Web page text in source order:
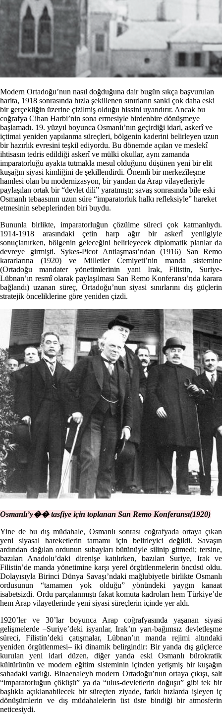
Modern Ortadoğu’nun nasıl doğduğuna dair bugün sıkça başvurulan
harita, 1918 sonrasında hızla şekillenen sınırların sanki çok daha eski
bir gerçekliğin üzerine çizilmiş olduğu hissini uyandırır. Ancak bu
coğrafya Cihan Harbi’nin sona ermesiyle birdenbire dönüşmeye
başlamadı. 19. yüzyıl boyunca Osmanlı’nın geçirdiği idari, askerî ve
içtimai yeniden yapılanma süreçleri, bölgenin kaderini belirleyen uzun
bir hazırlık evresini teşkil ediyordu. Bu dönemde açılan ve meslekî
ihtisasın tedris edildiği askerî ve mülki okullar, aynı zamanda
imparatorluğu ayakta tutmakla mesul olduğunu düşünen yeni bir elit
kuşağın siyasi kimliğini de şekillendirdi. Önemli bir merkezîleşme
hamlesi olan bu modernizasyon, bir yandan da Arap vilayetleriyle
paylaşılan ortak bir “devlet dili” yaratmıştı; savaş sonrasında bile eski
Osmanlı tebaasının uzun süre “imparatorluk halkı refleksiyle” hareket
etmesinin sebeplerinden biri buydu.
Bununla birlikte, imparatorluğun çözülme süreci çok katmanlıydı.
1914-1918 arasındaki çetin harp ağır bir askerî yenilgiyle
sonuçlanırken, bölgenin geleceğini belirleyecek diplomatik planlar da
devreye girmişti. Sykes-Picot Antlaşması’ndan (1916) San Remo
kararlarına (1920) ve Milletler Cemiyeti’nin manda sistemine
(Ortadoğu mandater yönetimlerinin yani Irak, Filistin, Suriye-
Lübnan’ın resmî olarak paylaşılması San Remo Konferansı’nda karara
bağlandı) uzanan süreç, Ortadoğu’nun siyasi sınırlarını dış güçlerin
stratejik önceliklerine göre yeniden çizdi.
Osmanlı’y�� tasfiye için toplanan San Remo Konferansı(1920)
Yine de bu dış müdahale, Osmanlı sonrası coğrafyada ortaya çıkan
yeni siyasal hareketlerin tamamı için belirleyici değildi. Savaşın
ardından dağılan ordunun subayları bütünüyle silinip gitmedi; tersine,
bazıları Anadolu’daki direnişe katılırken, bazıları Suriye, Irak ve
Filistin’de manda yönetimine karşı yerel örgütlenmelerin öncüsü oldu.
Dolayısıyla Birinci Dünya Savaşı’ndaki mağlubiyetle birlikte Osmanlı
ordusunun “tamamen yok olduğu” yönündeki yaygın kanaat
isabetsizdi. Ordu parçalanmıştı fakat komuta kadroları hem Türkiye’de
hem Arap vilayetlerinde yeni siyasi süreçlerin içinde yer aldı.
1920’ler ve 30’lar boyunca Arap coğrafyasında yaşanan siyasi
gelişmelerde –Suriye’deki isyanlar, Irak’ın yarı-bağımsız devletleşme
süreci, Filistin’deki çatışmalar, Lübnan’ın manda rejimi altındaki
yeniden örgütlenmesi– iki dinamik belirgindir: Bir yanda dış güçlerce
kurulan yeni idari düzen, diğer yanda eski Osmanlı bürokratik
kültürünün ve modern eğitim sisteminin içinden yetişmiş bir kuşağın
sahadaki varlığı. Binaenaleyh modern Ortadoğu’nun ortaya çıkışı, salt
“imparatorluğun çöküşü” ya da “ulus-devletlerin doğuşu” gibi tek bir
başlıkla açıklanabilecek bir süreçten ziyade, farklı hızlarda işleyen iç
dönüşümlerin ve dış müdahalelerin üst üste bindiği bir atmosferin
neticesiydi.